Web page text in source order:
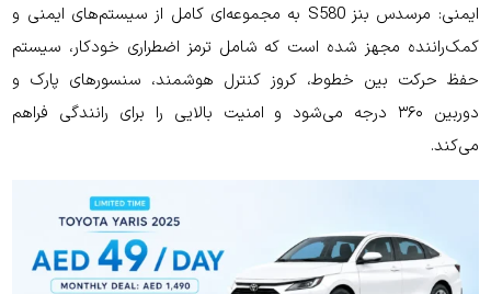
ایمنی: مرسدس بنز S580 به مجموعه‌ای کامل از سیستم‌های ایمنی و
کمک‌راننده مجهز شده است که شامل ترمز اضطراری خودکار، سیستم
حفظ حرکت بین خطوط، کروز کنترل هوشمند، سنسورهای پارک و
دوربین ۳۶۰ درجه می‌شود و امنیت بالایی را برای رانندگی فراهم
می‌کند.